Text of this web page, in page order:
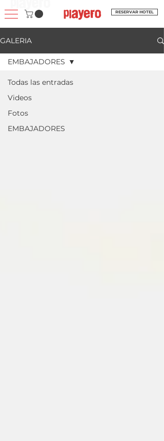
RESERVAR HOTEL
GALERIA
Todas las entradas
Videos
Fotos
EMBAJADORES
EMBAJADORES